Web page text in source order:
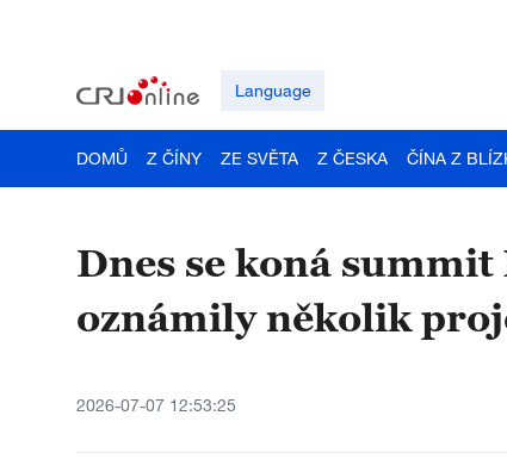
Language
DOMŮ Z ČÍNY ZE SVĚTA Z ČESKA ČÍNA Z
Dnes se koná
oznámily několik
2026-07-07 12:53:25